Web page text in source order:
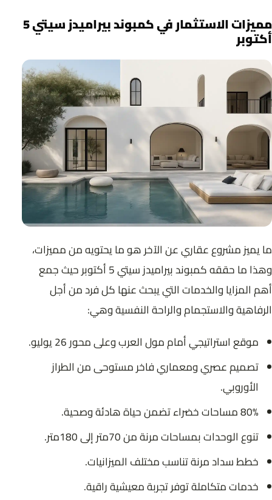
مميزات الاستثمار في كمبوند بيراميدز سيتي 5
أكتوبر
ما يميز مشروع عقاري عن الآخر هو ما يحتويه من مميزات،
وهذا ما حققه كمبوند بيراميدز سيتي 5 أكتوبر حيث جمع
أهم المزايا والخدمات التي يبحث عنها كل فرد من أجل
الرفاهية والاستجمام والراحة النفسية وهي:
موقع استراتيجي أمام مول العرب وعلى محور 26 يوليو.
تصميم عصري ومعماري فاخر مستوحى من الطراز
الأوروبي.
80% مساحات خضراء تضمن حياة هادئة وصحية.
تنوع الوحدات بمساحات مرنة من 70متر إلى 180متر.
خطط سداد مرنة تناسب مختلف الميزانيات.
خدمات متكاملة توفر تجربة معيشية راقية.